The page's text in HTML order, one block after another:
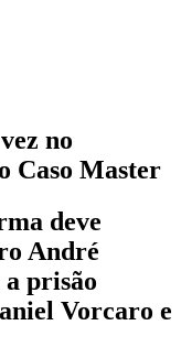
no
Caso Master
deve
André
prisão
Vorcaro e